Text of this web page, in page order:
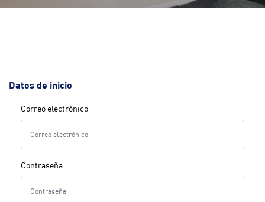
Datos de inicio
Correo electrónico
Contraseña